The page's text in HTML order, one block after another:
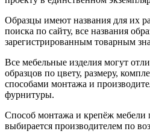
Образцы имеют названия для их
поиска по сайту, все названия
зарегистрированным товарным
Все мебельные изделия могут
образцов по цвету, размеру,
способами монтажа и
фурнитуры.
Способ монтажа и крепёж мебели
выбирается производителем по